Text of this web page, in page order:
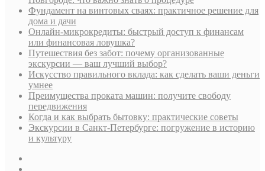
Фундамент на винтовых сваях: практичное решение для
дома и дачи
Онлайн-микрокредиты: быстрый доступ к финансам
или финансовая ловушка?
Путешествия без забот: почему организованные
экскурсии — ваш лучший выбор?
Искусство правильного вклада: как сделать ваши деньги
умнее
Преимущества проката машин: получите свободу
передвижения
Когда и как выбрать бытовку: практические советы
Экскурсии в Санкт-Петербурге: погружение в историю
и культуру